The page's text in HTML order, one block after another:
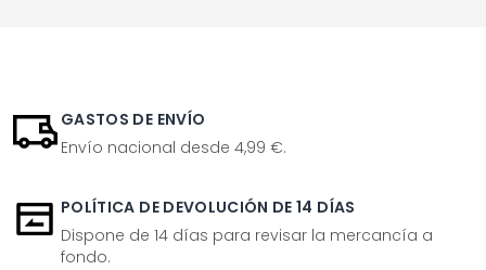
GASTOS DE ENVÍO
Envío nacional desde 4,99 €.
POLÍTICA DE DEVOLUCIÓN DE 14 DÍAS
Dispone de 14 días para revisar la mercancía a
fondo.